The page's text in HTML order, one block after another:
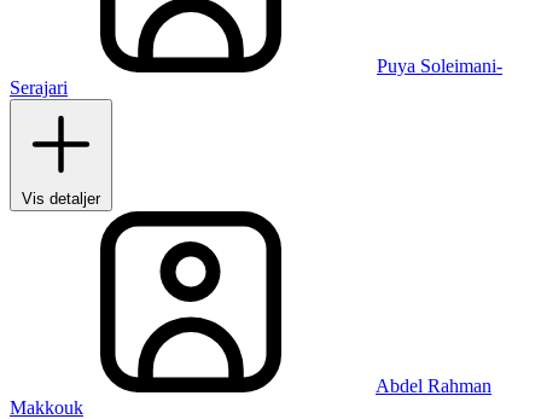
Puya Soleimani-
Serajari
Vis detaljer
Abdel Rahman
Makkouk